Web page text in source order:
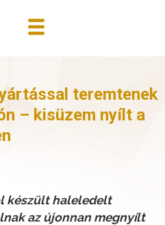
teremtenek
– kisüzem nyílt a
készült haleledelt
az újonnan megnyílt